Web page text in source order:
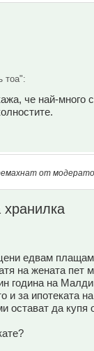
тоа":
че най-много
от
хранилка
едвам
на жената пет
година на
и за ипотеката
остават да купя